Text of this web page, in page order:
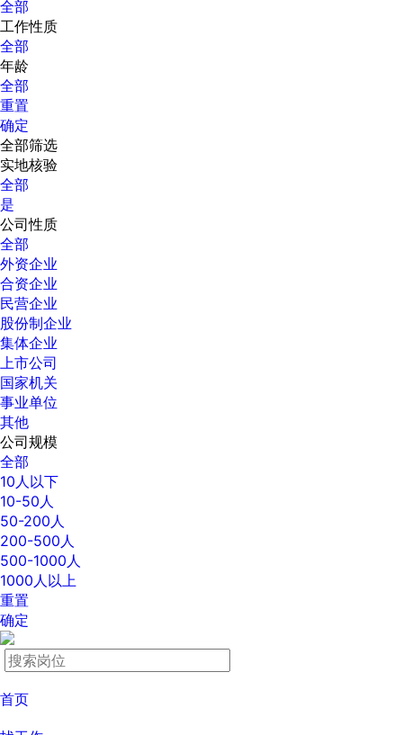
全部
工作性质
全部
年龄
全部
重置
确定
全部筛选
实地核验
全部
是
公司性质
全部
外资企业
合资企业
民营企业
股份制企业
集体企业
上市公司
国家机关
事业单位
其他
公司规模
全部
10人以下
10-50人
50-200人
200-500人
500-1000人
1000人以上
重置
确定
首页